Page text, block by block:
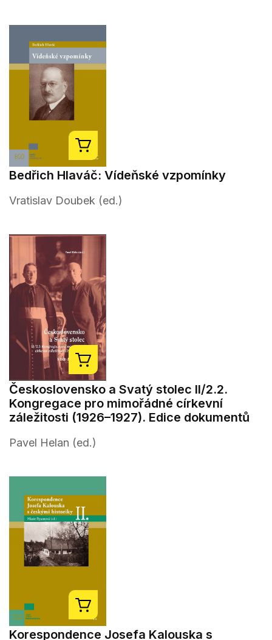
Bedřich Hlaváč: Vídeňské vzpomínky
Vratislav Doubek (ed.)
Československo a Svatý stolec II/2.2.
Kongregace pro mimořádné církevní
záležitosti (1926–1927). Edice dokumentů
Pavel Helan (ed.)
Korespondence Josefa Kalouska s